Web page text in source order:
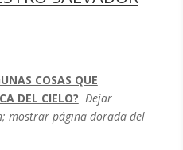
COSAS QUE
DEL CIELO? Dejar
mostrar página dorada del